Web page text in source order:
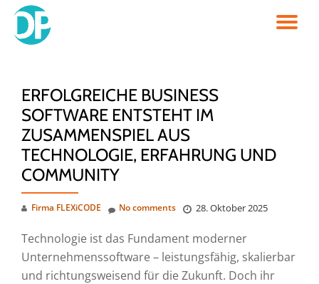
Skip
ERFOLGREICHE BUSINESS
SOFTWARE ENTSTEHT IM
ZUSAMMENSPIEL AUS
TECHNOLOGIE, ERFAHRUNG UND
COMMUNITY
Firma FLEXiCODE 28. Oktober 2025
No comments
Technologie ist das Fundament moderner
Unternehmenssoftware – leistungsfähig, skalierbar
und richtungsweisend für die Zukunft. Doch ihr